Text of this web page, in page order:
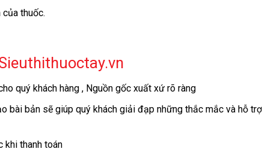
thuốc.
quý khách hàng , Nguồn gốc xuất xứ rõ ràng
bài bản sẽ giúp quý khách giải đạp những thắc mắc và hỗ
khi thanh toán